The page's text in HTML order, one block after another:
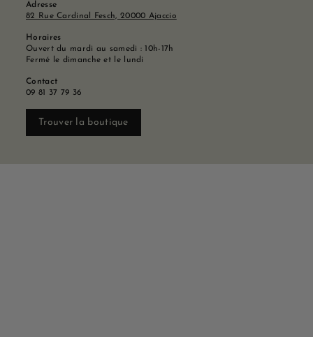
Adresse
82 Rue Cardinal Fesch, 20000 Ajaccio
Horaires
Ouvert du mardi au samedi : 10h-17h
Fermé le dimanche et le lundi
Contact
09 81 37 79 36
Trouver la boutique